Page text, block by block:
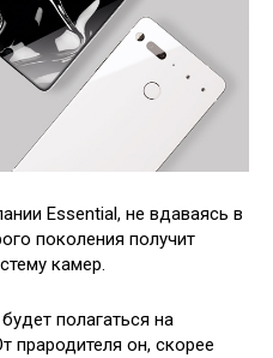
Essential, не вдаваясь в
поколения получит
камер.
полагаться на
прародителя он, скорее